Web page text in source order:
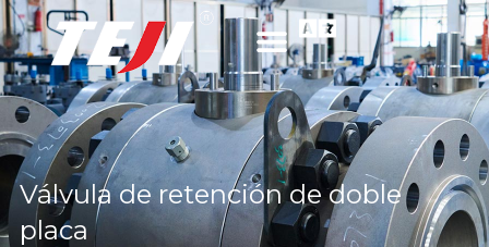
Válvula de retención de doble
placa